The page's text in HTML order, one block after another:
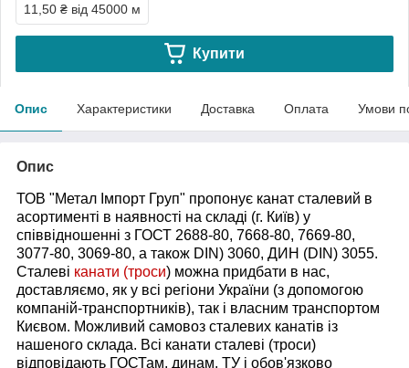
11,50 ₴ від 45000 м
Купити
Опис Характеристики Доставка Оплата Умови
Опис
ТОВ "Метал Імпорт Груп" пропонує канат сталевий в
асортименті в наявності на складі (г. Київ) у
співвідношенні з ГОСТ 2688-80, 7668-80, 7669-80,
3077-80, 3069-80, а також DIN) 3060, ДИН (DIN) 3055.
Сталеві канати (троси) можна придбати в нас,
доставляємо, як у всі регіони України (з допомогою
компаній-транспортників), так і власним транспортом
Києвом. Можливий самовоз сталевих канатів із
нашеного склада. Всі канати сталеві (троси)
відповідають ГОСТам, динам, ТУ і обов'язково